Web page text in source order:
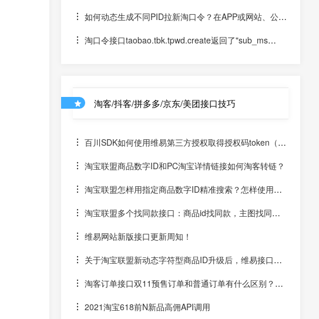
如何动态生成不同PID拉新淘口令？在APP或网站、公众
号中实时生成拉新口令
淘口令接口taobao.tbk.tpwd.create返回了"sub_ms
淘客/抖客/拼多多/京东/美团接口技巧
百川SDK如何使用维易第三方授权取得授权码token（un
iapp）
淘宝联盟商品数字ID和PC淘宝详情链接如何淘客转链？
淘宝联盟怎样用指定商品数字ID精准搜索？怎样使用数
字ID和场景ID2转链？
淘宝联盟多个找同款接口：商品id找同款，主图找同
款，SKU找同款
维易网站新版接口更新周知！
关于淘宝联盟新动态字符型商品ID升级后，维易接口跟
进情况和API调用说明
淘客订单接口双11预售订单和普通订单有什么区别？怎
么区分是淘客双11预售订单是否已付尾款？预售中支付了定
2021淘宝618前N新品高佣API调用